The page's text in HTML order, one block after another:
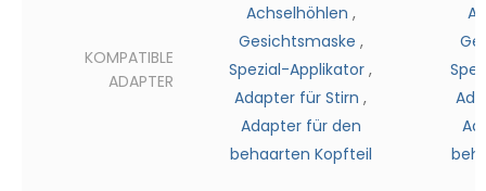
KOMPATIBLE
ADAPTER
Achselhöhlen ,
Gesichtsmaske ,
Spezial-Applikator ,
Adapter für Stirn ,
Adapter für den
behaarten Kopfteil